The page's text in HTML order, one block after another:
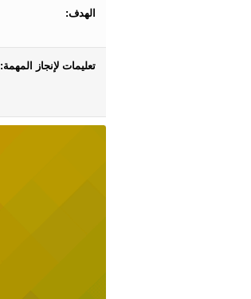
الهدف:
تعليمات لإنجاز المهمة: